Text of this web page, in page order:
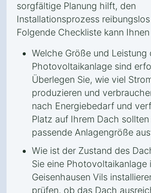
sorgfältige Planung hilft, den
Installationsprozess
Folgende Checkliste kann
Welche Größe und Leistung
Photovoltaikanlage sind
Überlegen Sie, wie viel
produzieren und
nach Energiebedarf und
Platz auf Ihrem Dach sollten
passende Anlagengröße
Wie ist der Zustand des
Sie eine Photovoltaikanlage
Geisenhausen Vils
prüfen, ob das Dach